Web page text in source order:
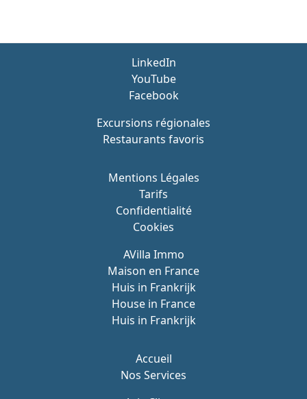
Mentions Légales
Tarifs
Confidentialité
Cookies
AVilla Immo
Maison en France
Huis in Frankrijk
House in France
Huis in Frankrijk
Accueil
Nos Services
LinkedIn
YouTube
Facebook
Excursions régionales
Restaurants favoris